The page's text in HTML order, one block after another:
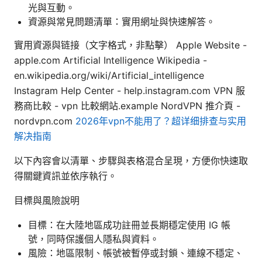
光與互動。
資源與常見問題清單：實用網址與快速解答。
實用資源與链接（文字格式，非點擊） Apple Website -
apple.com Artificial Intelligence Wikipedia -
en.wikipedia.org/wiki/Artificial_intelligence
Instagram Help Center - help.instagram.com VPN 服
務商比較 - vpn 比較網站.example NordVPN 推介頁 -
nordvpn.com 2026年vpn不能用了？超详细排查与实用
解决指南
以下內容會以清單、步驟與表格混合呈現，方便你快速取
得關鍵資訊並依序執行。
目標與風險說明
目標：在大陸地區成功註冊並長期穩定使用 IG 帳
號，同時保護個人隱私與資料。
風險：地區限制、帳號被暫停或封鎖、連線不穩定、